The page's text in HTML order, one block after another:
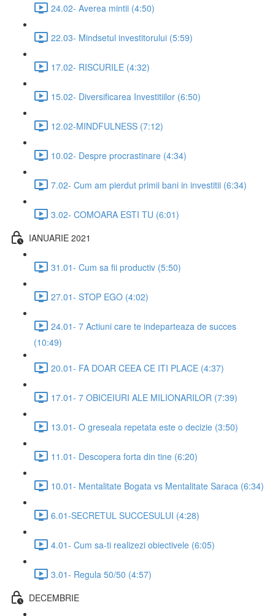
24.02- Averea mintii (4:50)
22.03- Mindsetul investitorului (5:59)
17.02- RISCURILE (4:32)
15.02- Diversificarea Investitiilor (6:50)
12.02-MINDFULNESS (7:12)
10.02- Despre procrastinare (4:34)
7.02- Cum am pierdut primii bani in investitii (6:34)
3.02- COMOARA ESTI TU (6:01)
IANUARIE 2021
31.01- Cum sa fii productiv (5:50)
27.01- STOP EGO (4:02)
24.01- 7 Actiuni care te indeparteaza de succes
(10:49)
20.01- FA DOAR CEEA CE ITI PLACE (4:37)
17.01- 7 OBICEIURI ALE MILIONARILOR (7:39)
13.01- O greseala repetata este o decizie (3:50)
11.01- Descopera forta din tine (6:20)
10.01- Mentalitate Bogata vs Mentalitate Saraca (6:34)
6.01-SECRETUL SUCCESULUI (4:28)
4.01- Cum sa-ti realizezi obiectivele (6:05)
3.01- Regula 50/50 (4:57)
DECEMBRIE